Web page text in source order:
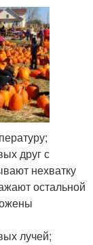
друг с
нехватку
остальной
лучей;